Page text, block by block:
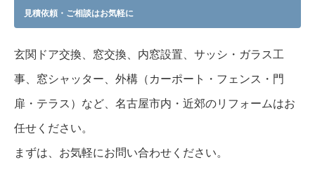
見積依頼・ご相談はお気軽に
玄関ドア交換、窓交換、内窓設置、サッシ・ガラス工
事、窓シャッター、外構（カーポート・フェンス・門
扉・テラス）など、名古屋市内・近郊のリフォームはお
任せください。
まずは、お気軽にお問い合わせください。